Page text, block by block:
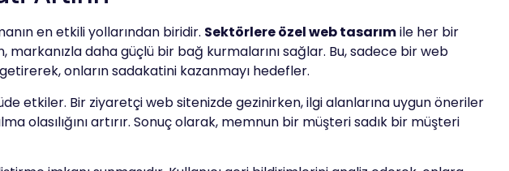
en etkili yollarından biridir. Sektörlere özel web tasarımile her bir
daha güçlü bir bağ kurmalarını sağlar. Bu, sadece bir web
onların sadakatini kazanmayı hedefler.
etkiler. Bir ziyaretçi web sitenizde gezinirken, ilgi alanlarına uygun öneriler
olasılığını artırır. Sonuç olarak, memnun bir müşteri sadık bir müşteri